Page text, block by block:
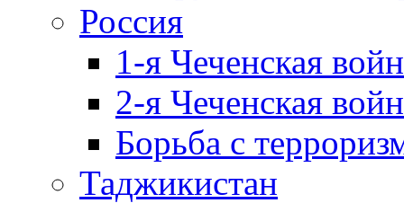
Россия
1-я Чеченская
2-я Чеченская
Борьба с
Таджикистан